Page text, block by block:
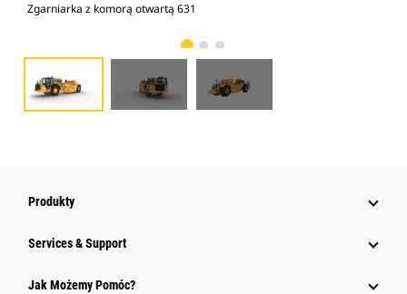
Zgarniarka z komorą otwartą 631
Produkty
Services & Support
Jak Możemy Pomóc?